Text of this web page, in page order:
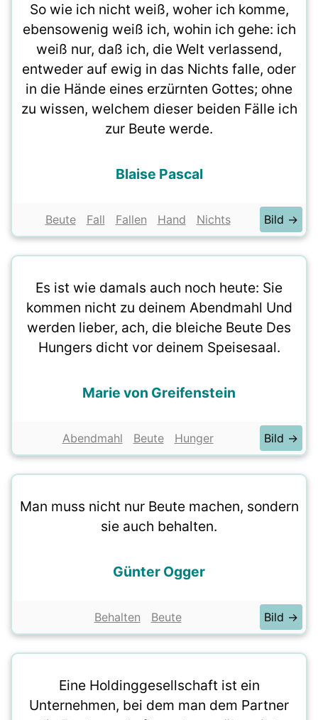
So wie ich nicht weiß, woher ich komme,
ebensowenig weiß ich, wohin ich gehe: ich
weiß nur, daß ich, die Welt verlassend,
entweder auf ewig in das Nichts falle, oder
in die Hände eines erzürnten Gottes; ohne
zu wissen, welchem dieser beiden Fälle ich
zur Beute werde.
Blaise Pascal
Beute Fall Fallen Hand Nichts Bild →
Es ist wie damals auch noch heute: Sie
kommen nicht zu deinem Abendmahl Und
werden lieber, ach, die bleiche Beute Des
Hungers dicht vor deinem Speisesaal.
Marie von Greifenstein
Abendmahl Beute Hunger Bild →
Man muss nicht nur Beute machen, sondern
sie auch behalten.
Günter Ogger
Behalten Beute Bild →
Eine Holdinggesellschaft ist ein
Unternehmen, bei dem man dem Partner